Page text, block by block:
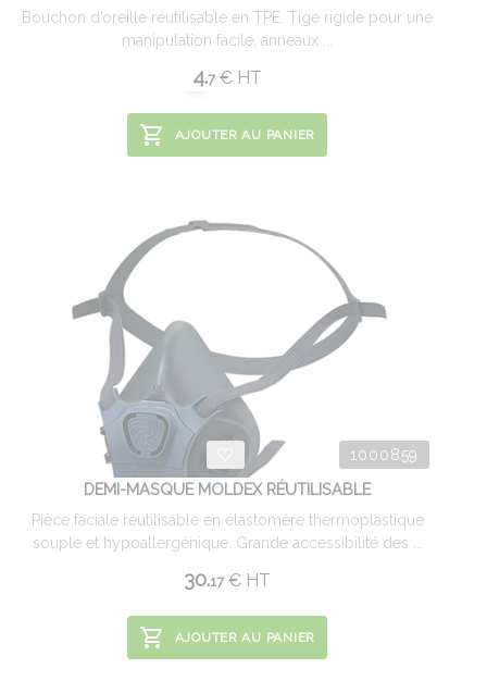
Bouchon d’oreille réutilisable en TPE. Tige rigide pour une
manipulation facile, anneaux ...
4.7 € HT
AJOUTER AU PANIER
1000859
DEMI-MASQUE MOLDEX RÉUTILISABLE
Pièce faciale réutilisable en élastomère thermoplastique
souple et hypoallergénique. Grande accessibilité des ...
30.17 € HT
AJOUTER AU PANIER